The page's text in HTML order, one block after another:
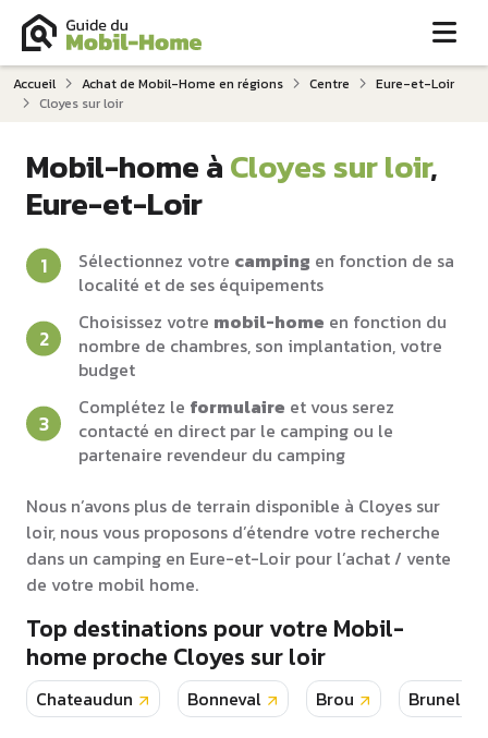
Accueil Achat de Mobil-Home en régions Centre
Eure-et-Loir
Cloyes sur loir
Mobil-home àCloyes sur loir,
Eure-et-Loir
Sélectionnez votre camping en fonction de sa
localité et de ses équipements
Choisissez votre mobil-home en fonction du
nombre de chambres, son implantation, votre
budget
Complétez le formulaire et vous serez
contacté en direct par le camping ou le
partenaire revendeur du camping
Nous n’avons plus de terrain disponible à Cloyes sur
loir, nous vous proposons d’étendre votre recherche
dans un camping en Eure-et-Loir pour l’achat / vente
de votre mobil home.
Top destinations pour votre Mobil-
home proche Cloyes sur loir
Chateaudun Bonneval Brou Brunelles